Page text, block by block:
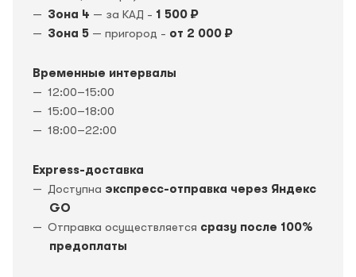
Зона 4 — за КАД - 1 500 ₽
Зона 5 — пригород - от 2 000 ₽
Временные интервалы
12:00–15:00
15:00–18:00
18:00–22:00
Express-доставка
Доступна экспресс-отправка через Яндекс
GO
Отправка осуществляется сразу после 100%
предоплаты